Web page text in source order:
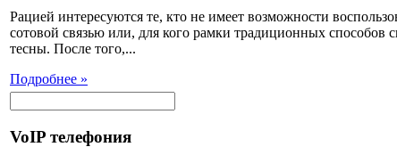
Рацией интересуются те, кто не имеет возможности
сотовой связью или, для кого рамки традиционных способов
тесны. После того,...
Подробнее »
VoIP телефония